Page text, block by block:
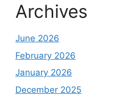
Archives
June 2026
February 2026
January 2026
December 2025